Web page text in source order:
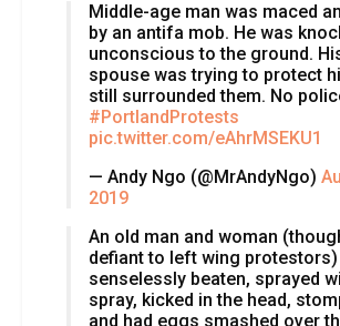
Middle-age man was maced
by an antifa mob. He was
unconscious to the ground.
spouse was trying to protect
still surrounded them. No
#PortlandProtests
pic.twitter.com/eAhrMSEKU1
— Andy Ngo (@MrAndyNgo)
2019
An old man and woman
defiant to left wing
senselessly beaten, sprayed
spray, kicked in the head,
and had eggs smashed over